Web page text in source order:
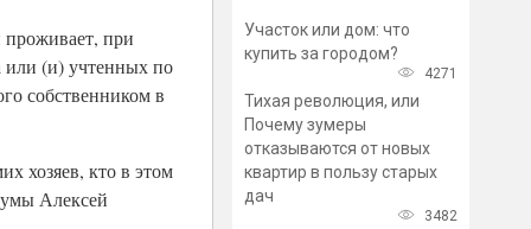
при
или (и) учтенных по
собственником в
хозяев, кто в этом
Алексей
Участок или дом: что
купить за городом?
4271
Тихая революция, или
Почему зумеры
отказываются от новых
квартир в пользу старых
дач
3482